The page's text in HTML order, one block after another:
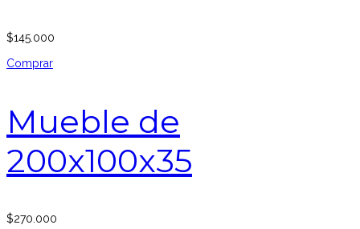
$145.000
Comprar
Mueble de
200x100x35
$270.000